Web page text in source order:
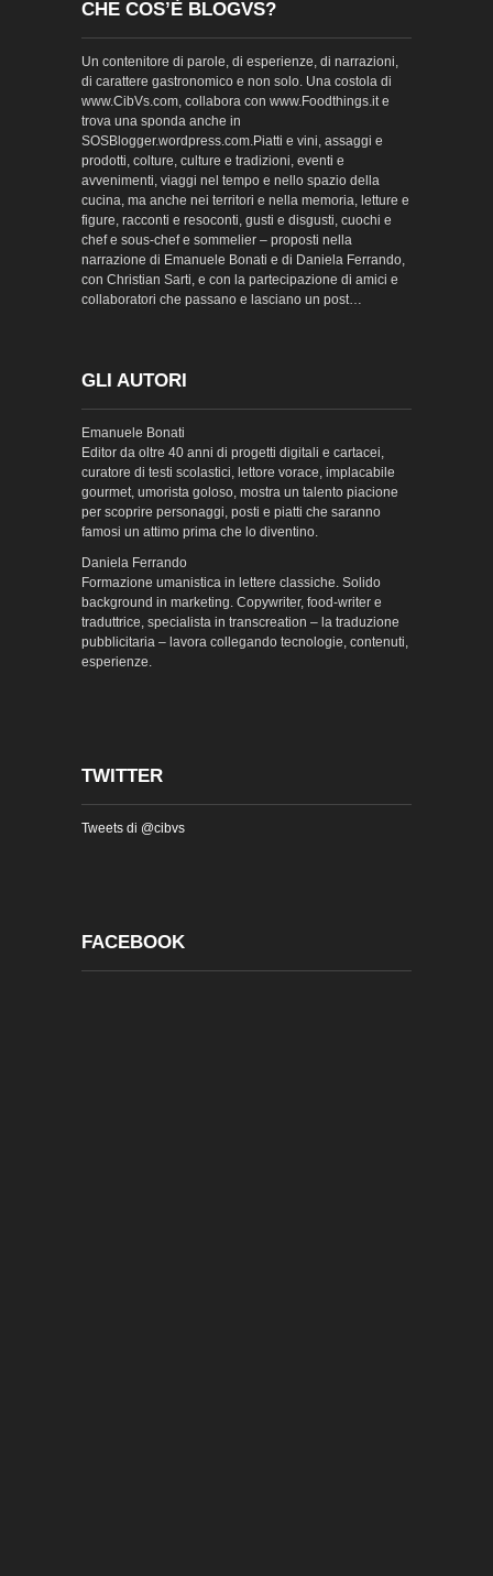
CHE COS’È BLOGVS?
Un contenitore di parole, di esperienze, di narrazioni,
di carattere gastronomico e non solo. Una costola di
www.CibVs.com, collabora con www.Foodthings.it e
trova una sponda anche in
SOSBlogger.wordpress.com.Piatti e vini, assaggi e
prodotti, colture, culture e tradizioni, eventi e
avvenimenti, viaggi nel tempo e nello spazio della
cucina, ma anche nei territori e nella memoria, letture e
figure, racconti e resoconti, gusti e disgusti, cuochi e
chef e sous-chef e sommelier – proposti nella
narrazione di Emanuele Bonati e di Daniela Ferrando,
con Christian Sarti, e con la partecipazione di amici e
collaboratori che passano e lasciano un post…
GLI AUTORI
Emanuele Bonati
Editor da oltre 40 anni di progetti digitali e cartacei,
curatore di testi scolastici, lettore vorace, implacabile
gourmet, umorista goloso, mostra un talento piacione
per scoprire personaggi, posti e piatti che saranno
famosi un attimo prima che lo diventino.
Daniela Ferrando
Formazione umanistica in lettere classiche. Solido
background in marketing. Copywriter, food-writer e
traduttrice, specialista in transcreation – la traduzione
pubblicitaria – lavora collegando tecnologie, contenuti,
esperienze.
TWITTER
Tweets di @cibvs
FACEBOOK